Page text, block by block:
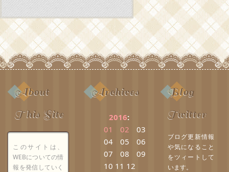
About
This Site
このサイトは、
WEBについての情
報を発信していく
Archives
2016:
01
02
03
04
05
06
07
08
09
10 11 12
Blog
Twitter
ブログ更新情報
や気になること
をツィートして
います。